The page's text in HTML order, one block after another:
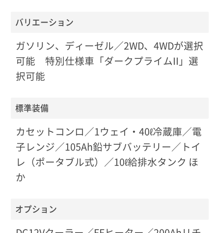
バリエーション
ガソリン、ディーゼル／2WD、4WDが選択
可能 特別仕様車「ダークプライムII」選
択可能
標準装備
カセットコンロ／1ウェイ・40ℓ冷蔵庫／電
子レンジ／105Ah鉛サブバッテリー／トイ
レ（ポータブル式）／10ℓ給排水タンク ほ
か
オプション